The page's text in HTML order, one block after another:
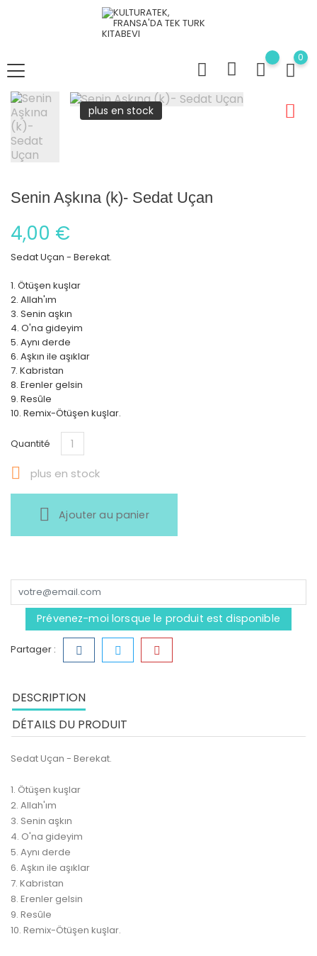
0
plus en stock
Senin Aşkına (k)- Sedat Uçan
4,00 €
Sedat Uçan - Berekat.
1. Ötüşen kuşlar
2. Allah'ım
3. Senin aşkın
4. O'na gideyim
5. Aynı derde
6. Aşkın ile aşıklar
7. Kabristan
8. Erenler gelsin
9. Resûle
10. Remix-Ötüşen kuşlar.
Quantité
 plus en stock
Ajouter au panier
Prévenez-moi lorsque le produit est disponible
Partager :
DESCRIPTION
DÉTAILS DU PRODUIT
Sedat Uçan - Berekat.
1. Ötüşen kuşlar
2. Allah'ım
3. Senin aşkın
4. O'na gideyim
5. Aynı derde
6. Aşkın ile aşıklar
7. Kabristan
8. Erenler gelsin
9. Resûle
10. Remix-Ötüşen kuşlar.